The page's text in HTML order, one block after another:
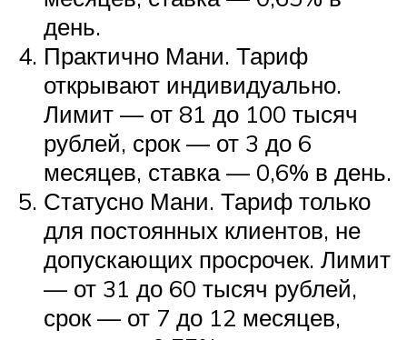
день.
Практично Мани. Тариф
открывают индивидуально.
Лимит — от 81 до 100 тысяч
рублей, срок — от 3 до 6
месяцев, ставка — 0,6% в день.
Статусно Мани. Тариф только
для постоянных клиентов, не
допускающих просрочек. Лимит
— от 31 до 60 тысяч рублей,
срок — от 7 до 12 месяцев,